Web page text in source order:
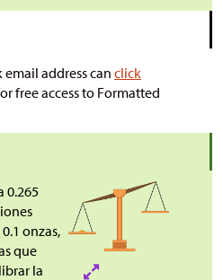
address can click
free access to Formatted
0.265
onzas,
que
la